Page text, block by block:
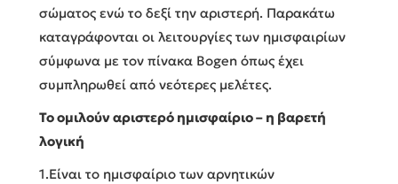
σώματος ενώ το δεξί την αριστερή. Παρακάτω
καταγράφονται οι λειτουργίες των ημισφαιρίων
σύμφωνα με τον πίνακα Bogen όπως έχει
συμπληρωθεί από νεότερες μελέτες.
Το ομιλούν αριστερό ημισφαίριο – η βαρετή
λογική
1.Είναι το ημισφαίριο των αρνητικών